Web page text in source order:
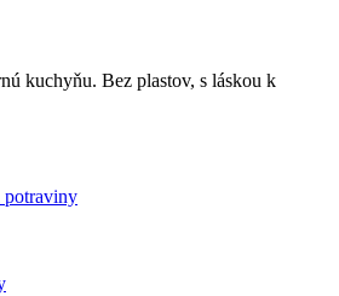
kuchyňu. Bez plastov, s láskou k
potraviny